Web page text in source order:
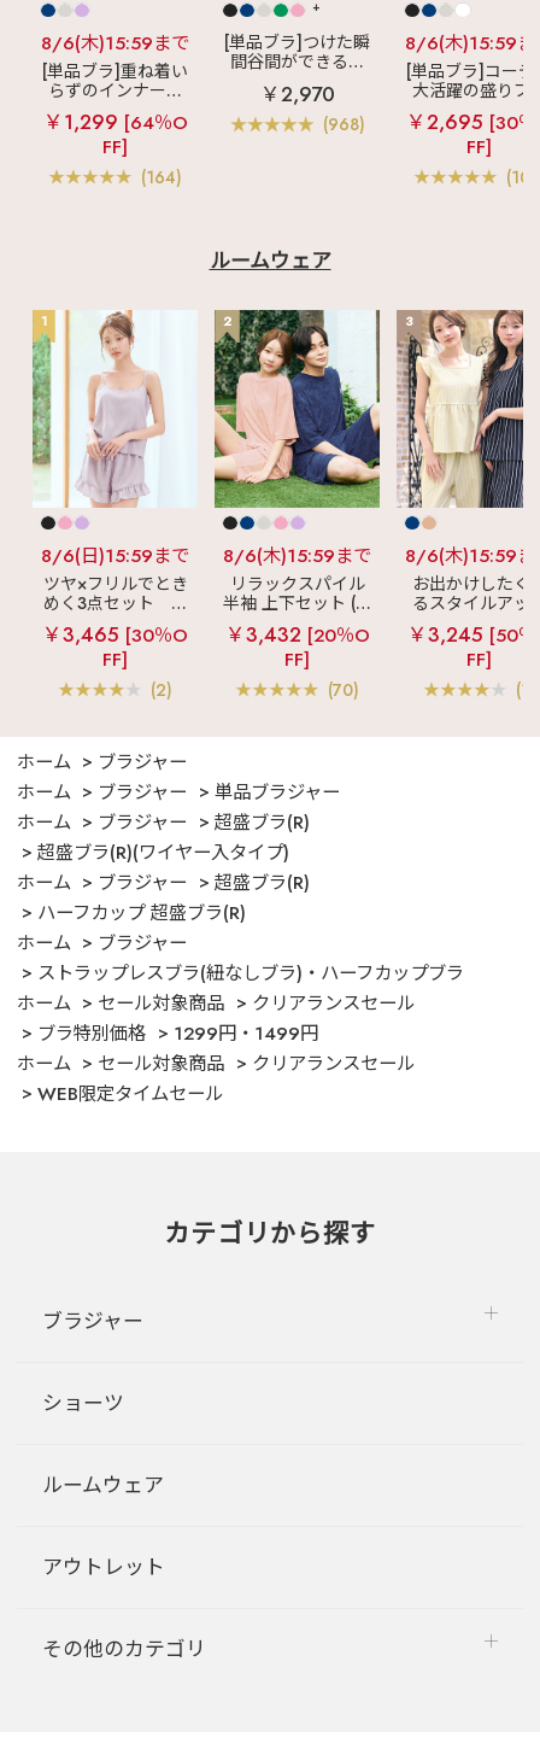
8/6(木)15:59まで
[単品ブラ]重ね着い
らずのインナーブ
ラ
リッチバスト
ブラトップ (ワイヤ
ー入り)
￥1,299 [64％O
FF]
(164)
+
[単品ブラ]つけた瞬
間谷間ができるシ
ームレスブラ
盛ブラ(R) シームレ
ス 単品ブラジャー
￥2,970
(968)
8/6(木)15:59ま
[単品ブラ]コーデ
大活躍の盛りブ
ショートレン
ス ブラトップ 超
ブラ(R) 単品ブ
ャー
￥2,695 [30
FF]
ルームウェア
1
8/6(日)15:59まで
ツヤ×フリルでとき
めく3点セット
シ
ルキー ショートパ
ンツ 3点セット
￥3,465 [30％O
FF]
(2)
2
8/6(木)15:59まで
リラックスパイル
半袖 上下セット (男
女兼用サイズ)
￥3,432 [20％O
FF]
(70)
3
8/6(木)15:59ま
お出かけしたく
るスタイルアッ
見え
ストライ
フリル ロングパ
ツ 綿混 上下セ
￥3,245 [50
FF]
(1)
ホーム
ブラジャー
ホーム
ブラジャー
単品ブラジャー
ホーム
ブラジャー
超盛ブラ(R)
超盛ブラ(R)(ワイヤー入タイプ)
ホーム
ブラジャー
超盛ブラ(R)
ハーフカップ 超盛ブラ(R)
ホーム
ブラジャー
ストラップレスブラ(紐なしブラ)・ハーフカップブラ
ホーム
セール対象商品
クリアランスセール
ブラ特別価格
1299円・1499円
ホーム
セール対象商品
クリアランスセール
WEB限定タイムセール
カテゴリから探す
ブラジャー
ショーツ
ルームウェア
アウトレット
その他のカテゴリ